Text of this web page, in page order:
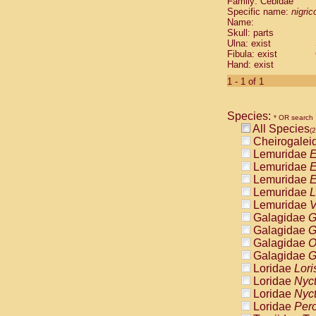
Cebidae
Cebidae
Cebidae
Cebidae
Cebidae
Cebidae
Cebidae
Cebidae
Cebidae
Cebidae
Cebidae
Cebidae
Atelidae
Atelidae
Atelidae
Atelidae
Atelidae
Atelidae
Atelidae
Atelidae
Atelidae
Atelidae
Pitheciidae
Specific name:
Name:
Skull: parts
Ulna: exist
Fibula: exist
Hand: exist
1 - 1 of 1
Species: * OR search
All Species
Lemuridae
Lemuridae
Lemuridae
Lemuridae
Lemuridae
Galagidae
Galagidae
Galagidae
Galagidae
Loridae
Loridae
Loridae
Loridae